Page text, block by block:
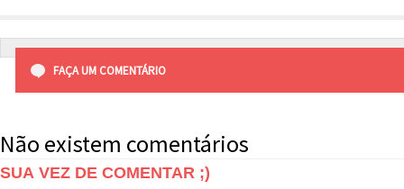
FAÇA UM COMENTÁRIO
Não existem comentários
SUA VEZ DE COMENTAR ;)